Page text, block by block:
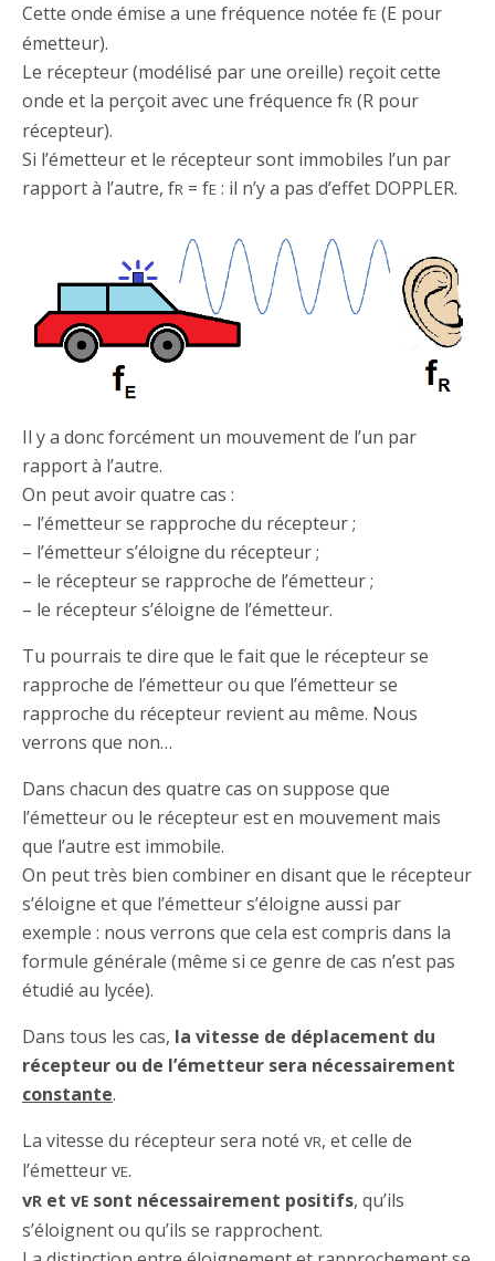
Cette onde émise a une fréquence notée fE (E pour
émetteur).
Le récepteur (modélisé par une oreille) reçoit cette
onde et la perçoit avec une fréquence fR (R pour
récepteur).
Si l’émetteur et le récepteur sont immobiles l’un par
rapport à l’autre, fR = fE : il n’y a pas d’effet DOPPLER.
Il y a donc forcément un mouvement de l’un par
rapport à l’autre.
On peut avoir quatre cas :
– l’émetteur se rapproche du récepteur ;
– l’émetteur s’éloigne du récepteur ;
– le récepteur se rapproche de l’émetteur ;
– le récepteur s’éloigne de l’émetteur.
Tu pourrais te dire que le fait que le récepteur se
rapproche de l’émetteur ou que l’émetteur se
rapproche du récepteur revient au même. Nous
verrons que non…
Dans chacun des quatre cas on suppose que
l’émetteur ou le récepteur est en mouvement mais
que l’autre est immobile.
On peut très bien combiner en disant que le récepteur
s’éloigne et que l’émetteur s’éloigne aussi par
exemple : nous verrons que cela est compris dans la
formule générale (même si ce genre de cas n’est pas
étudié au lycée).
Dans tous les cas, la vitesse de déplacement du
récepteur ou de l’émetteur sera nécessairement
constante.
La vitesse du récepteur sera noté vR, et celle de
l’émetteur vE.
vR et vE sont nécessairement positifs, qu’ils
s’éloignent ou qu’ils se rapprochent.